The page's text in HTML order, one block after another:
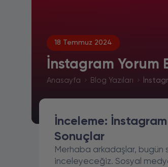
18 Temmuz 2024
İnstagram Yorum
Anasayfa Blog Yazıları
İnceleme:
Sonuçlar
Merhaba arkadaşlar, bugün
inceleyeceğiz. Sosyal